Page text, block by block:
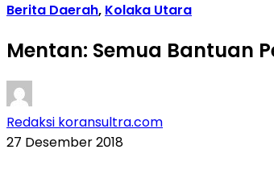
Berita Daerah, Kolaka Utara
Mentan: Semua Bantuan
Redaksi koransultra.com
27 Desember 2018